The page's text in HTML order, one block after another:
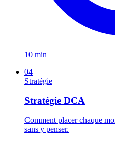
10 min
04
Stratégie
Stratégie DCA
Comment placer chaque
sans y penser.